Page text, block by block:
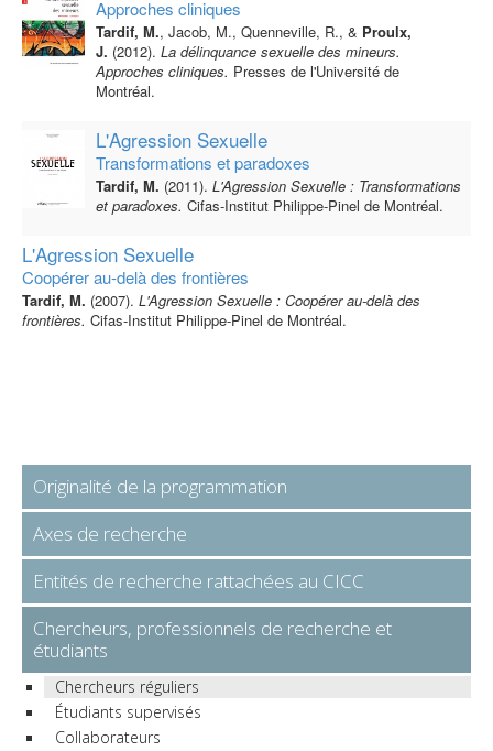
Approches cliniques
Tardif, M., Jacob, M., Quenneville, R., & Proulx,
J. (2012). La délinquance sexuelle des mineurs.
Approches cliniques. Presses de l'Université de
Montréal.
L'Agression Sexuelle
Transformations et paradoxes
Tardif, M. (2011). L'Agression Sexuelle : Transformations
et paradoxes. Cifas-Institut Philippe-Pinel de Montréal.
L'Agression Sexuelle
Coopérer au-delà des frontières
Tardif, M. (2007). L'Agression Sexuelle : Coopérer au-delà des
frontières. Cifas-Institut Philippe-Pinel de Montréal.
Originalité de la programmation
Axes de recherche
Entités de recherche rattachées au CICC
Chercheurs, professionnels de recherche et
étudiants
Chercheurs réguliers
Étudiants supervisés
Collaborateurs